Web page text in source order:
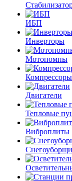
ИБП
Инверторы
Мотопомпы
Компрессоры
Двигатели
Тепловые
Виброплиты